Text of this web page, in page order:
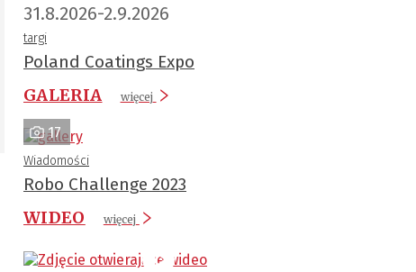
31.8.2026-2.9.2026
targi
Poland Coatings Expo
GALERIA
więcej
17
Wiadomości
Robo Challenge 2023
WIDEO
więcej